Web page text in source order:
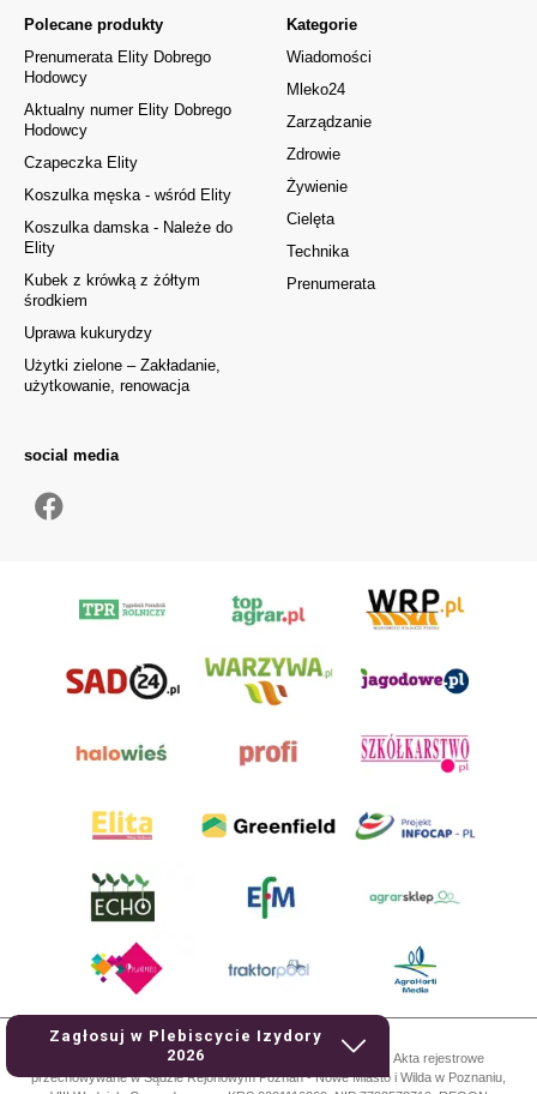
Zagłosuj w Plebiscycie Izydory
2026
Kategorie
Wiadomości
Mleko24
Zarządzanie
Zdrowie
Żywienie
Cielęta
Technika
Prenumerata
Polecane produkty
Prenumerata Elity Dobrego
Hodowcy
Aktualny numer Elity Dobrego
Hodowcy
Czapeczka Elity
Koszulka męska - wśród Elity
Koszulka damska - Należe do
Elity
Kubek z krówką z żółtym
środkiem
Uprawa kukurydzy
Użytki zielone – Zakładanie,
użytkowanie, renowacja
social media
AgroHorti Media Sp. z o.o. ul. Metalowa 5, 60-118 Poznań. Akta rejestrowe
przechowywane w Sądzie Rejonowym Poznań - Nowe Miasto i Wilda w Poznaniu,